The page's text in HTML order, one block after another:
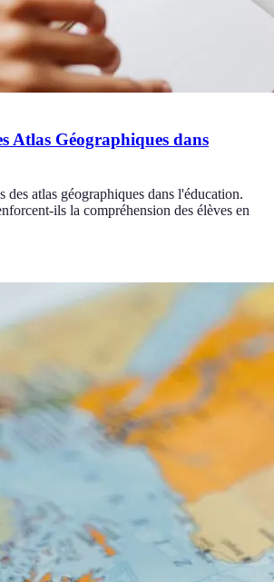
Atlas Géographiques dans
des atlas géographiques dans l'éducation.
ils la compréhension des élèves en